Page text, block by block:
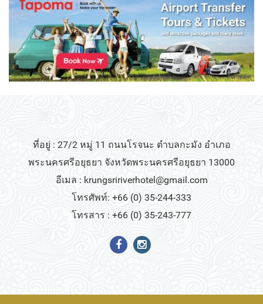
ที่อยู่ : 27/2 หมู่ 11 ถนนโรจนะ ตำบลกะมัง อำเภอ
พระนครศรีอยุธยา จังหวัดพระนครศรีอยุธยา 13000
อีเมล : krungsririverhotel@gmail.com
โทรศัพท์: +66 (0) 35-244-333
โทรสาร : +66 (0) 35-243-777